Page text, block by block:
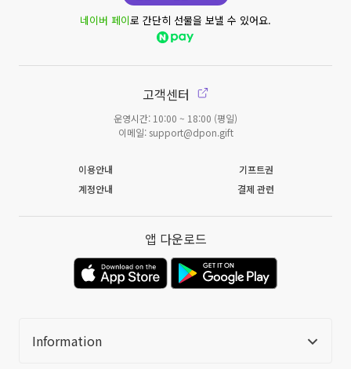
네이버 페이로 간단히 선물을 보낼 수 있어요.
고객센터
운영시간: 10:00 ~ 18:00 (평일)
이메일: support@dpon.gift
이용안내
기프트권
계정안내
결제 관련
앱 다운로드
Information